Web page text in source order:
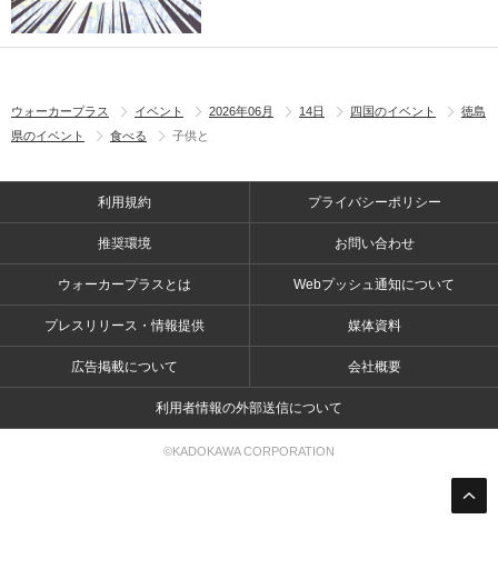
ウォーカープラス イベント 2026年06月 14日 四国のイベント
徳島
県のイベント
食べる 子供と
利用規約 プライバシーポリシー
推奨環境 お問い合わせ
ウォーカープラスとは Webプッシュ通知について
プレスリリース・情報提供 媒体資料
広告掲載について 会社概要
利用者情報の外部送信について
©KADOKAWA CORPORATION